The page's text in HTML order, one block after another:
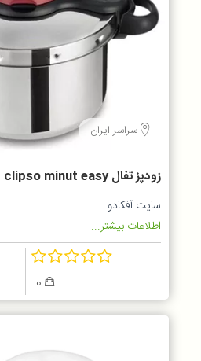
سراسر ایران
زودپز تفال clipso minut easy
سایت آفکادو
اطلاعات بیشتر...